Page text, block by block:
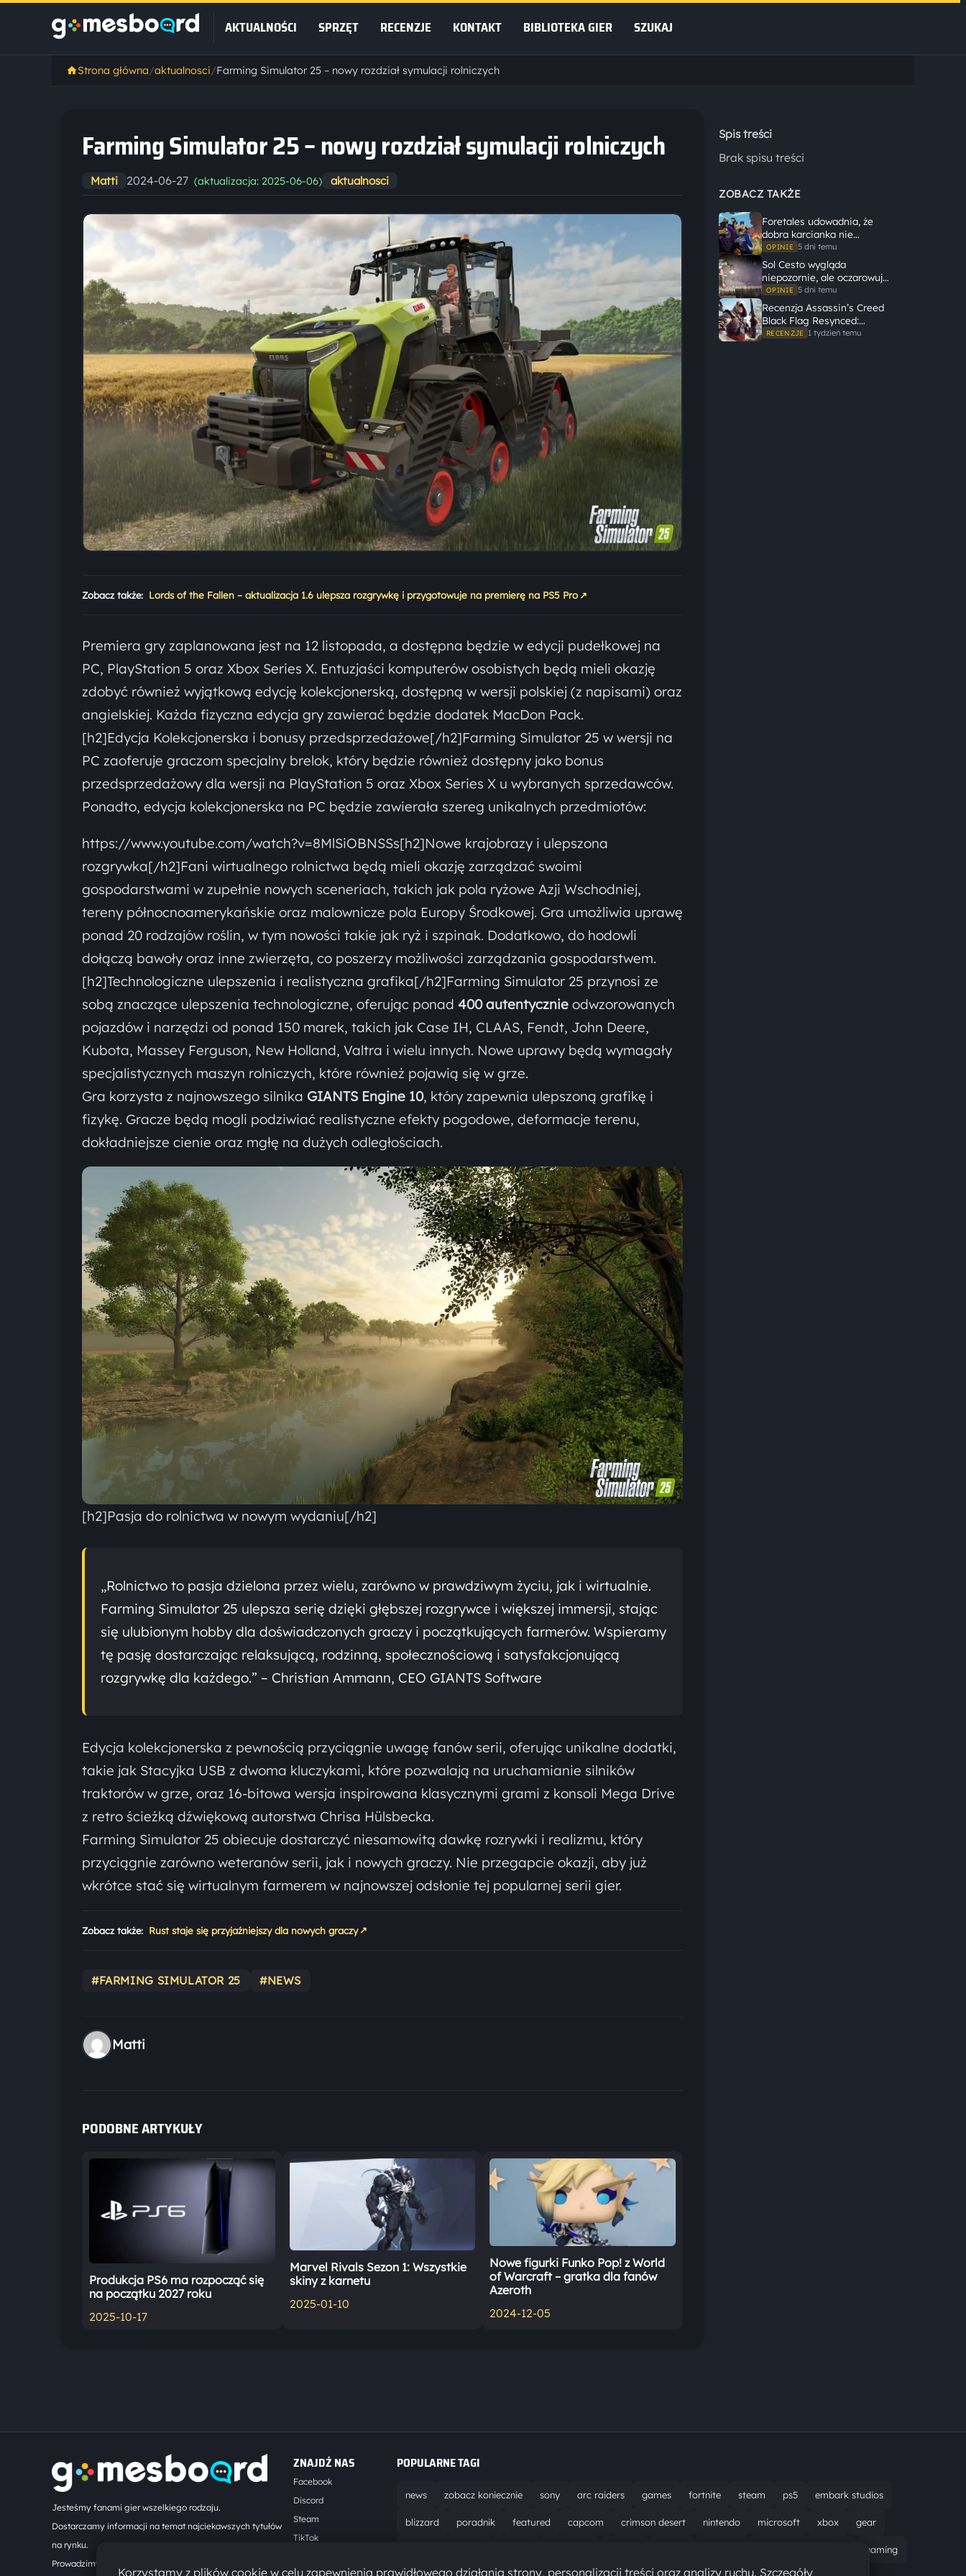
AKTUALNOŚCI SPRZĘT RECENZJE KONTAKT BIBLIOTEKA GIER SZUKAJ
Strona główna/aktualnosci/Farming Simulator 25 – nowy rozdział symulacji rolniczych
Farming Simulator 25 – nowy rozdział symulacji rolniczych
Matti 2024-06-27 (aktualizacja: 2025-06-06) aktualnosci
Zobacz także: Lords of the Fallen – aktualizacja 1.6 ulepsza rozgrywkę i przygotowuje na premierę na PS5 Pro ↗
Premiera gry zaplanowana jest na 12 listopada, a dostępna będzie w edycji pudełkowej na
PC, PlayStation 5 oraz Xbox Series X. Entuzjaści komputerów osobistych będą mieli okazję
zdobyć również wyjątkową edycję kolekcjonerską, dostępną w wersji polskiej (z napisami) oraz
angielskiej. Każda fizyczna edycja gry zawierać będzie dodatek MacDon Pack.
[h2]Edycja Kolekcjonerska i bonusy przedsprzedażowe[/h2]Farming Simulator 25 w wersji na
PC zaoferuje graczom specjalny brelok, który będzie również dostępny jako bonus
przedsprzedażowy dla wersji na PlayStation 5 oraz Xbox Series X u wybranych sprzedawców.
Ponadto, edycja kolekcjonerska na PC będzie zawierała szereg unikalnych przedmiotów:
https://www.youtube.com/watch?v=8MlSiOBNSSs[h2]Nowe krajobrazy i ulepszona
rozgrywka[/h2]Fani wirtualnego rolnictwa będą mieli okazję zarządzać swoimi
gospodarstwami w zupełnie nowych sceneriach, takich jak pola ryżowe Azji Wschodniej,
tereny północnoamerykańskie oraz malownicze pola Europy Środkowej. Gra umożliwia uprawę
ponad 20 rodzajów roślin, w tym nowości takie jak ryż i szpinak. Dodatkowo, do hodowli
dołączą bawoły oraz inne zwierzęta, co poszerzy możliwości zarządzania gospodarstwem.
[h2]Technologiczne ulepszenia i realistyczna grafika[/h2]Farming Simulator 25 przynosi ze
sobą znaczące ulepszenia technologiczne, oferując ponad 400 autentycznie odwzorowanych
pojazdów i narzędzi od ponad 150 marek, takich jak Case IH, CLAAS, Fendt, John Deere,
Kubota, Massey Ferguson, New Holland, Valtra i wielu innych. Nowe uprawy będą wymagały
specjalistycznych maszyn rolniczych, które również pojawią się w grze.
Gra korzysta z najnowszego silnika GIANTS Engine 10, który zapewnia ulepszoną grafikę i
fizykę. Gracze będą mogli podziwiać realistyczne efekty pogodowe, deformacje terenu,
dokładniejsze cienie oraz mgłę na dużych odległościach.
[h2]Pasja do rolnictwa w nowym wydaniu[/h2]
„Rolnictwo to pasja dzielona przez wielu, zarówno w prawdziwym życiu, jak i wirtualnie.
Farming Simulator 25 ulepsza serię dzięki głębszej rozgrywce i większej immersji, stając
się ulubionym hobby dla doświadczonych graczy i początkujących farmerów. Wspieramy
tę pasję dostarczając relaksującą, rodzinną, społecznościową i satysfakcjonującą
rozgrywkę dla każdego.” – Christian Ammann, CEO GIANTS Software
Edycja kolekcjonerska z pewnością przyciągnie uwagę fanów serii, oferując unikalne dodatki,
takie jak Stacyjka USB z dwoma kluczykami, które pozwalają na uruchamianie silników
traktorów w grze, oraz 16-bitowa wersja inspirowana klasycznymi grami z konsoli Mega Drive
z retro ścieżką dźwiękową autorstwa Chrisa Hülsbecka.
Farming Simulator 25 obiecuje dostarczyć niesamowitą dawkę rozrywki i realizmu, który
przyciągnie zarówno weteranów serii, jak i nowych graczy. Nie przegapcie okazji, aby już
wkrótce stać się wirtualnym farmerem w najnowszej odsłonie tej popularnej serii gier.
Zobacz także: Rust staje się przyjaźniejszy dla nowych graczy ↗
#FARMING SIMULATOR 25 #NEWS
Matti
PODOBNE ARTYKUŁY
Produkcja PS6 ma rozpocząć się
na początku 2027 roku
2025-10-17
Marvel Rivals Sezon 1: Wszystkie
skiny z karnetu
2025-01-10
Nowe figurki Funko Pop! z World
of Warcraft – gratka dla fanów
Azeroth
2024-12-05
Spis treści
Brak spisu treści
ZOBACZ TAKŻE
Foretales udowadnia, że
dobra karcianka nie
potrzebuje wielkiego
świata, żeby opowiedzieć
dużą historię
OPINIE 5 dni temu
Sol Cesto wygląda
niepozornie, ale oczarowuje
gameplayem
OPINIE 5 dni temu
Recenzja Assassin’s Creed
Black Flag Resynced:
Ubisoft tego nie zepsuł
RECENZJE 1 tydzień temu
Jesteśmy fanami gier wszelkiego rodzaju.
Dostarczamy informacji na temat najciekawszych tytułów
na rynku.
Prowadzimy turnieje online. Działamy od 2008 roku.
ZNAJDŹ NAS
Facebook
Discord
Steam
TikTok
POPULARNE TAGI
news zobacz koniecznie sony arc raiders games fortnite steam ps5 embark studios
blizzard poradnik featured capcom crimson desert nintendo microsoft xbox gear
gaming
Korzystamy z plików cookie w celu zapewnienia prawidłowego działania strony, personalizacji treści oraz analizy ruchu. Szczegóły